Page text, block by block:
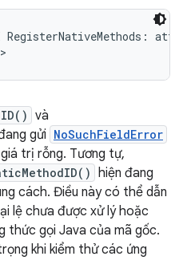
và
gửi NoSuchFieldError
trị rỗng. Tương tự,
hiện đang
cách. Điều này có thể dẫn
lệ chưa được xử lý hoặc
thức gọi Java của mã gốc.
khi kiểm thử các ứng